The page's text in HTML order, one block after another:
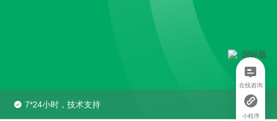
7*24小时，技术支持
在线咨询
小程序